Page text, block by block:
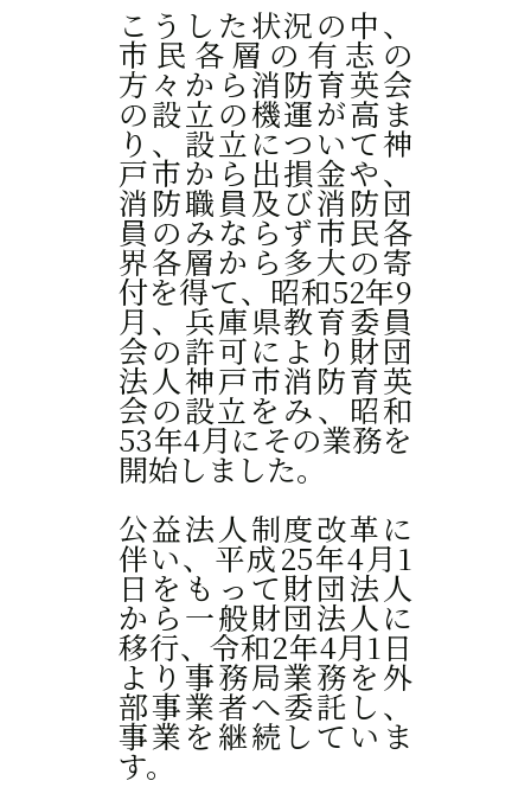
こうした状況の中、
市民各層の有志の
方々から消防育英会
の設立の機運が高ま
り、設立について神
戸市から出損金や、
消防職員及び消防団
員のみならず市民各
界各層から多大の寄
付を得て、昭和52年9
月、兵庫県教育委員
会の許可により財団
法人神戸市消防育英
会の設立をみ、昭和
53年4月にその業務を
開始しました。
公益法人制度改革に
伴い、平成25年4月1
日をもって財団法人
から一般財団法人に
移行、令和2年4月1日
より事務局業務を外
部事業者へ委託し、
事業を継続していま
す。